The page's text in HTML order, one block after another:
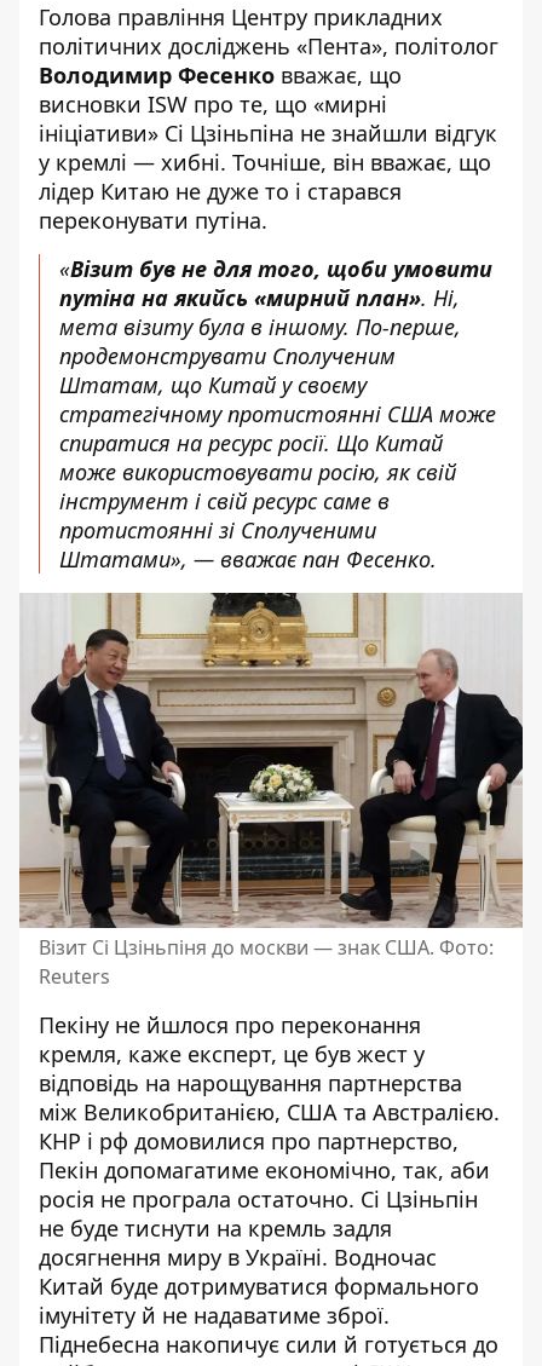
Голова правління Центру прикладних
політичних досліджень «Пента», політолог
Володимир Фесенко вважає, що
висновки ISW про те, що «мирні
ініціативи» Сі Цзіньпіна не знайшли відгук
у кремлі — хибні. Точніше, він вважає, що
лідер Китаю не дуже то і старався
переконувати путіна.
«Візит був не для того, щоби умовити
путіна на якийсь «мирний план». Ні,
мета візиту була в іншому. По-перше,
продемонструвати Сполученим
Штатам, що Китай у своєму
стратегічному протистоянні США може
спиратися на ресурс росії. Що Китай
може використовувати росію, як свій
інструмент і свій ресурс саме в
протистоянні зі Сполученими
Штатами», — вважає пан Фесенко.
Візит Сі Цзіньпіня до москви — знак США. Фото:
Reuters
Пекіну не йшлося про переконання
кремля, каже експерт, це був жест у
відповідь на нарощування партнерства
між Великобританією, США та Австралією.
КНР і рф домовилися про партнерство,
Пекін допомагатиме економічно, так, аби
росія не програла остаточно. Сі Цзіньпін
не буде тиснути на кремль задля
досягнення миру в Україні. Водночас
Китай буде дотримуватися формального
імунітету й не надаватиме зброї.
Піднебесна накопичує сили й готується до